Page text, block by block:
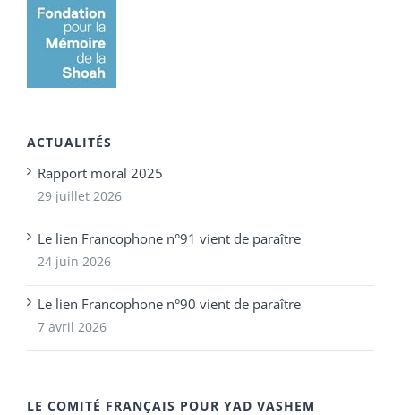
ACTUALITÉS
Rapport moral 2025
29 juillet 2026
Le lien Francophone n°91 vient de paraître
24 juin 2026
Le lien Francophone n°90 vient de paraître
7 avril 2026
LE COMITÉ FRANÇAIS POUR YAD VASHEM